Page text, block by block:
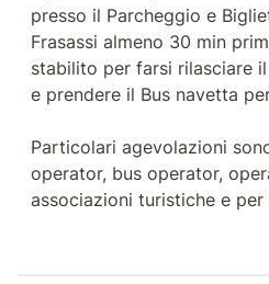
presso il Parcheggio e
Frasassi almeno 30 min
stabilito per farsi rilasciare
e prendere il Bus navetta
Particolari agevolazioni
operator, bus operator,
associazioni turistiche e